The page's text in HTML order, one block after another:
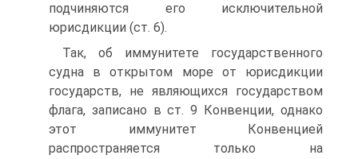
подчиняются его исключительной
юрисдикции (ст. 6).
Так, об иммунитете государственного
судна в открытом море от юрисдикции
государств, не являющихся государством
флага, записано в ст. 9 Конвенции, однако
этот иммунитет Конвенцией
распространяется только на